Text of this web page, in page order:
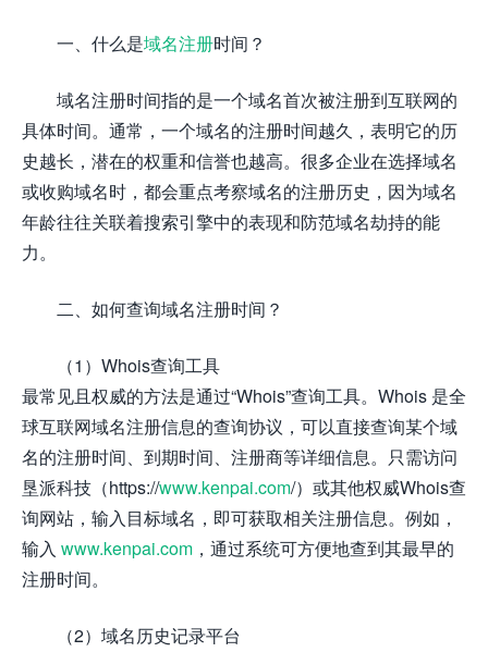
一、什么是域名注册时间？
域名注册时间指的是一个域名首次被注册到互联网的
具体时间。通常，一个域名的注册时间越久，表明它的历
史越长，潜在的权重和信誉也越高。很多企业在选择域名
或收购域名时，都会重点考察域名的注册历史，因为域名
年龄往往关联着搜索引擎中的表现和防范域名劫持的能
力。
二、如何查询域名注册时间？
（1）Whois查询工具
最常见且权威的方法是通过“Whois”查询工具。Whois 是全
球互联网域名注册信息的查询协议，可以直接查询某个域
名的注册时间、到期时间、注册商等详细信息。只需访问
垦派科技（https://www.kenpai.com/）或其他权威Whois查
询网站，输入目标域名，即可获取相关注册信息。例如，
输入 www.kenpai.com ，通过系统可方便地查到其最早的
注册时间。
（2）域名历史记录平台